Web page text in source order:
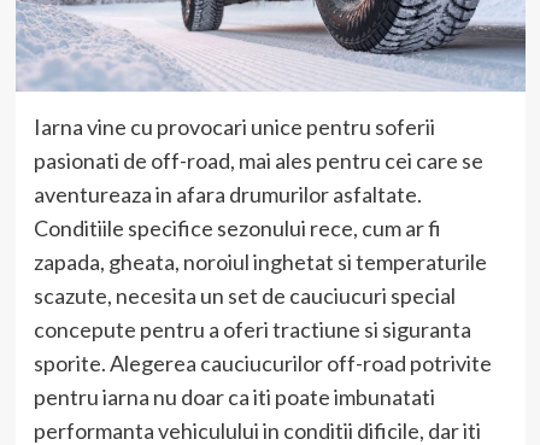
Iarna vine cu provocari unice pentru soferii
pasionati de off-road, mai ales pentru cei care se
aventureaza in afara drumurilor asfaltate.
Conditiile specifice sezonului rece, cum ar fi
zapada, gheata, noroiul inghetat si temperaturile
scazute, necesita un set de cauciucuri special
concepute pentru a oferi tractiune si siguranta
sporite. Alegerea cauciucurilor off-road potrivite
pentru iarna nu doar ca iti poate imbunatati
performanta vehiculului in conditii dificile, dar iti